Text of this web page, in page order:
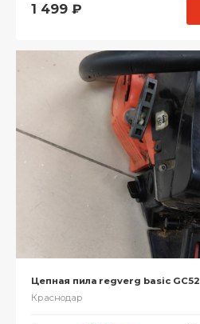
1 499 ₽
Цепная пила regverg basic GC52
Краснодар